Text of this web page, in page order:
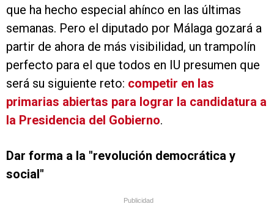
que ha hecho especial ahínco en las últimas
semanas. Pero el diputado por Málaga gozará a
partir de ahora de más visibilidad, un trampolín
perfecto para el que todos en IU presumen que
será su siguiente reto: competir en las
primarias abiertas para lograr la candidatura a
la Presidencia del Gobierno.
Dar forma a la "revolución democrática y
social"
Publicidad